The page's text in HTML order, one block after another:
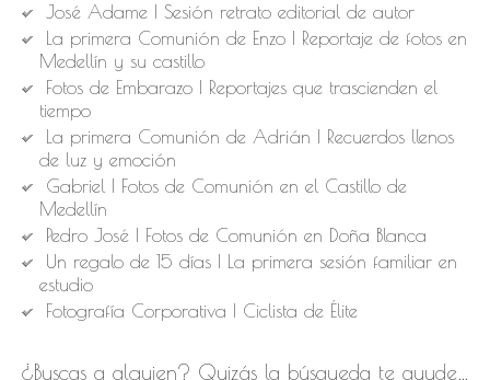
José Adame | Sesión retrato editorial de autor
La primera Comunión de Enzo | Reportaje de fotos en
Medellín y su castillo
Fotos de Embarazo | Reportajes que trascienden el
tiempo
La primera Comunión de Adrián | Recuerdos llenos
de luz y emoción
Gabriel | Fotos de Comunión en el Castillo de
Medellín
Pedro José | Fotos de Comunión en Doña Blanca
Un regalo de 15 días | La primera sesión familiar en
estudio
Fotografía Corporativa | Ciclista de Élite
¿Buscas a alguien? Quizás la búsqueda te ayude…